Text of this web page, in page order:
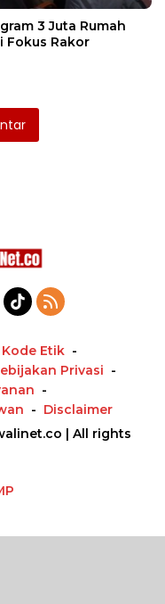
3 Juta Rumah
Fokus Rakor
Kode Etik
Privasi
Disclaimer
| All rights